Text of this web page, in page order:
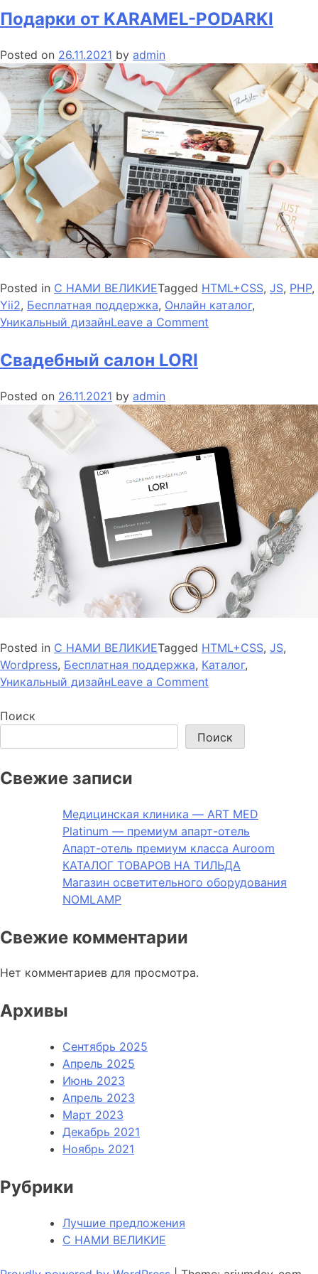
Дагестан
Подарки от KARAMEL-PODARKI
Posted on 26.11.2021 by admin
Posted in С НАМИ ВЕЛИКИЕTagged HTML+CSS, JS, PHP,
Yii2, Бесплатная поддержка, Онлайн каталог,
Уникальный дизайнLeave a Comment
Свадебный салон LORI
Posted on 26.11.2021 by admin
Posted in С НАМИ ВЕЛИКИЕTagged HTML+CSS, JS,
Wordpress, Бесплатная поддержка, Каталог,
Уникальный дизайнLeave a Comment
LORI
Поиск
Поиск
Свежие записи
Медицинская клиника — ART MED
Platinum — премиум апарт-отель
Апарт-отель премиум класса Auroom
КАТАЛОГ ТОВАРОВ НА ТИЛЬДА
Магазин осветительного оборудования
NOMLAMP
Свежие комментарии
Нет комментариев для просмотра.
Архивы
Сентябрь 2025
Апрель 2025
Июнь 2023
Апрель 2023
Март 2023
Декабрь 2021
Ноябрь 2021
Рубрики
Лучшие предложения
С НАМИ ВЕЛИКИЕ